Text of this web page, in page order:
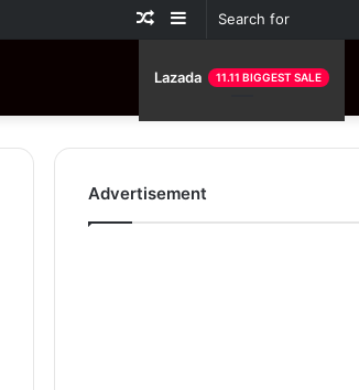
Sidebar
Random
Lazada 11.11 BIGGEST SALE
Advertisement